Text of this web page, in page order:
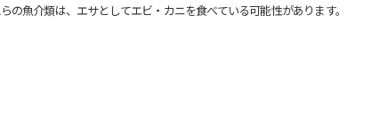
魚介類は、エサとしてエビ・カニを食べている可能性があります。